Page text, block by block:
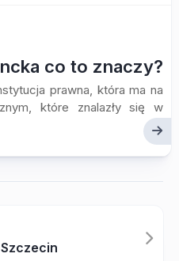
co to znaczy?
prawna, która ma na
które znalazły się w